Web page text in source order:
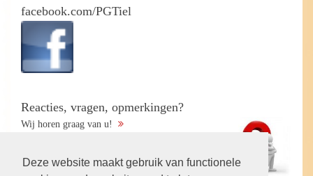
Deze website maakt gebruik van functionele
facebook.com/PGTiel
Reacties, vragen, opmerkingen?
Wij horen graag van u!